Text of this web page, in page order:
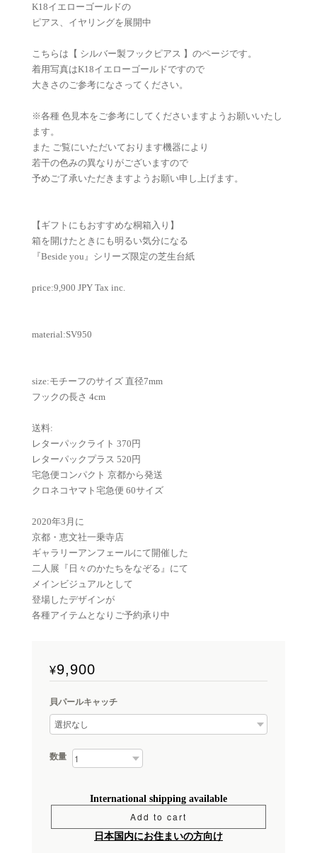
K18イエローゴールドの
ピアス、イヤリングを展開中
こちらは【 シルバー製フックピアス 】のページです。
着用写真はK18イエローゴールドですので
大きさのご参考になさってください。
※各種 色見本をご参考にしてくださいますようお願いいたし
ます。
また ご覧にいただいております機器により
若干の色みの異なりがございますので
予めご了承いただきますようお願い申し上げます。
【ギフトにもおすすめな桐箱入り】
箱を開けたときにも明るい気分になる
『Beside you』シリーズ限定の芝生台紙
price:9,900 JPY Tax inc.
material:SV950
size:モチーフのサイズ 直径7mm
フックの長さ 4cm
送料:
レターパックライト 370円
レターパックプラス 520円
宅急便コンパクト 京都から発送
クロネコヤマト宅急便 60サイズ
2020年3月に
京都・恵文社一乗寺店
ギャラリーアンフェールにて開催した
二人展『日々のかたちをなぞる』にて
メインビジュアルとして
登場したデザインが
各種アイテムとなりご予約承り中
¥9,900
貝パールキャッチ
数量
International shipping available
Add to cart
日本国内にお住まいの方向け